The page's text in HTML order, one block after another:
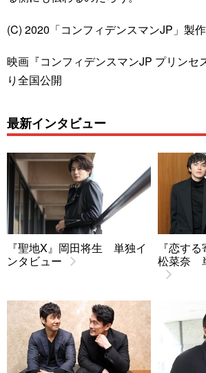
(C) 2020「コンフィデンスマンJP」製
映画『コンフィデンスマンJP プリンセ
り全国公開
最新インタビュー
『聖地X』岡田将生 単独イ
ンタビュー
『恋す
松菜奈